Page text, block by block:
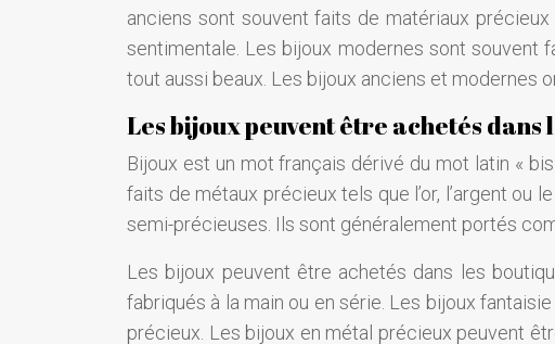
anciens sont souvent faits de matériaux précieux
sentimentale. Les bijoux modernes sont souvent
tout aussi beaux. Les bijoux anciens et modernes
Les bijoux peuvent être achetés dans
Bijoux est un mot français dérivé du mot latin «
faits de métaux précieux tels que l’or, l’argent
semi-précieuses. Ils sont généralement portés
Les bijoux peuvent être achetés dans les
fabriqués à la main ou en série. Les bijoux
précieux. Les bijoux en métal précieux peuvent